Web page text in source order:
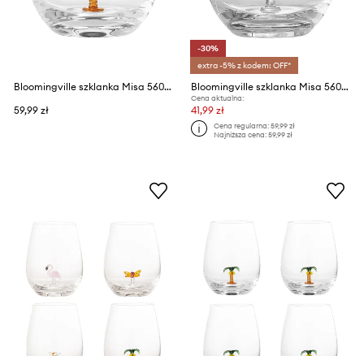
Bloomingville szklanka Misa 560 ml
59,99 zł
-30%
extra -5% z kodem: OFF*
Bloomingville szklanka Misa 560 ml
Cena aktualna:
41,99 zł
Cena regularna:59,99 zł
Najniższa cena:59,99 zł